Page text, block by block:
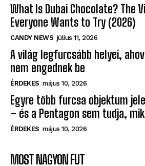
What Is Dubai Chocolate? The
Everyone Wants to Try (2026)
CANDY NEWS július 11, 2026
A világ legfurcsább helyei,
nem engednek be
ÉRDEKES május 10, 2026
Egyre több furcsa objektum
– és a Pentagon sem tudja,
ÉRDEKES május 10, 2026
MOST NAGYON FUT